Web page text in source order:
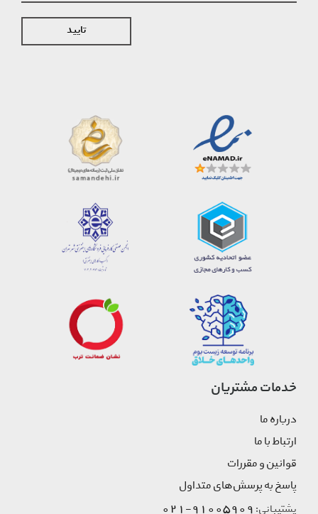
تایید
خدمات مشتریان
درباره ما
ارتباط با ما
قوانین و مقررات
پاسخ به پرسش‌های متداول
پشتیبانی: 91005909-021